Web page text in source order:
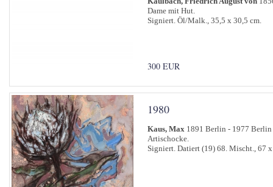
Dame mit Hut.
Signiert. Öl/Malk., 35,5 x 30,5 cm.
300 EUR
1980
Kaus, Max 1891 Berlin - 1977 Berlin
Artischocke.
Signiert. Datiert (19) 68. Mischt., 67